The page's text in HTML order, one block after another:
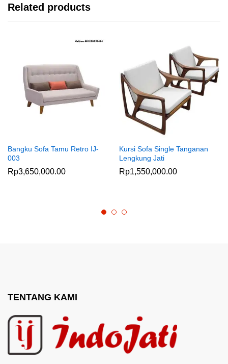
Related products
Bangku Sofa Tamu Retro IJ-
003
Rp3,650,000.00
Kursi Sofa Single Tanganan
Lengkung Jati
Rp1,550,000.00
TENTANG KAMI